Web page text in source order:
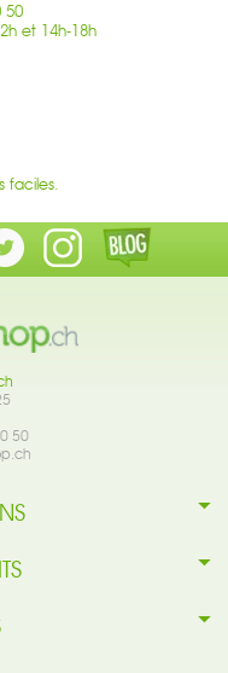
50
et 14h-18h
faciles.
50